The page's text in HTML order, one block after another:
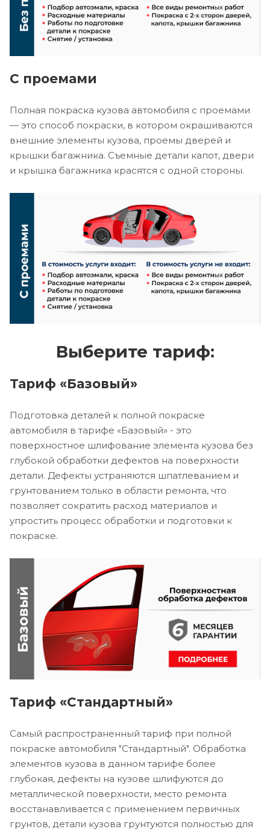
С проемами
Полная покраска кузова автомобиля с проемами
— это способ покраски, в котором окрашиваются
внешние элементы кузова, проемы дверей и
крышки багажника. Съемные детали капот, двери
и крышка багажника красятся с одной стороны.
Выберите тариф:
Тариф «Базовый»
Подготовка деталей к полной покраске
автомобиля в тарифе «Базовый» - это
поверхностное шлифование элемента кузова без
глубокой обработки дефектов на поверхности
детали. Дефекты устраняются шпатлеванием и
грунтованием только в области ремонта, что
позволяет сократить расход материалов и
упростить процесс обработки и подготовки к
покраске.
Тариф «Стандартный»
Самый распространенный тариф при полной
покраске автомобиля "Стандартный". Обработка
элементов кузова в данном тарифе более
глубокая, дефекты на кузове шлифуются до
металлической поверхности, место ремонта
восстанавливается с применением первичных
грунтов, детали кузова грунтуются полностью для